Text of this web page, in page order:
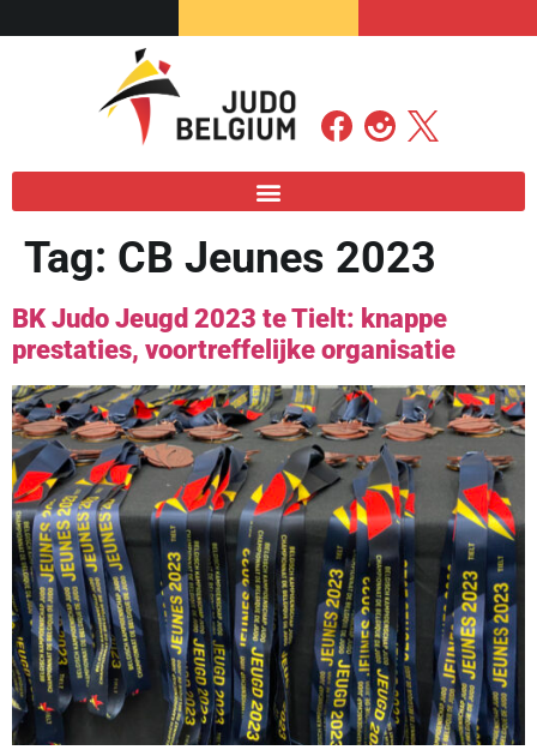
Tag: CB Jeunes 2023
BK Judo Jeugd 2023 te Tielt: knappe
prestaties, voortreffelijke organisatie